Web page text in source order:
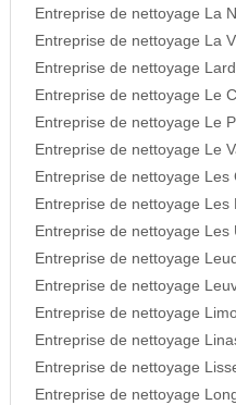
Entreprise de nettoyage La
Entreprise de nettoyage La
Entreprise de nettoyage
Entreprise de nettoyage Le
Entreprise de nettoyage Le
Entreprise de nettoyage Le
Entreprise de nettoyage
Entreprise de nettoyage Les
Entreprise de nettoyage Les
Entreprise de nettoyage
Entreprise de nettoyage
Entreprise de nettoyage
Entreprise de nettoyage
Entreprise de nettoyage
Entreprise de nettoyage